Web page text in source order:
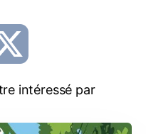
intéressé par